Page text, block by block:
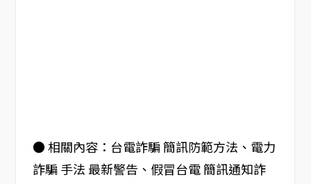
● 相關內容：台電詐騙 簡訊防範方法、電力
詐騙 手法 最新警告、假冒台電 簡訊通知詐